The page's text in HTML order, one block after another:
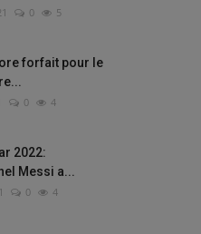
0 5
forfait pour le
0 4
2022:
Messi a...
0 4